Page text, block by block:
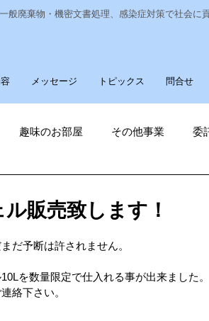
般廃棄物・機密文書処理、感染症対策で社会に
メッセージ トピックス 問合せ
趣味のお部屋 その他事業 委
を応援しています！
除 魚釣り大好き
販売致します！
だ予断は許されません。
を数量限定で仕入れる事が出来ました。
絡下さい。